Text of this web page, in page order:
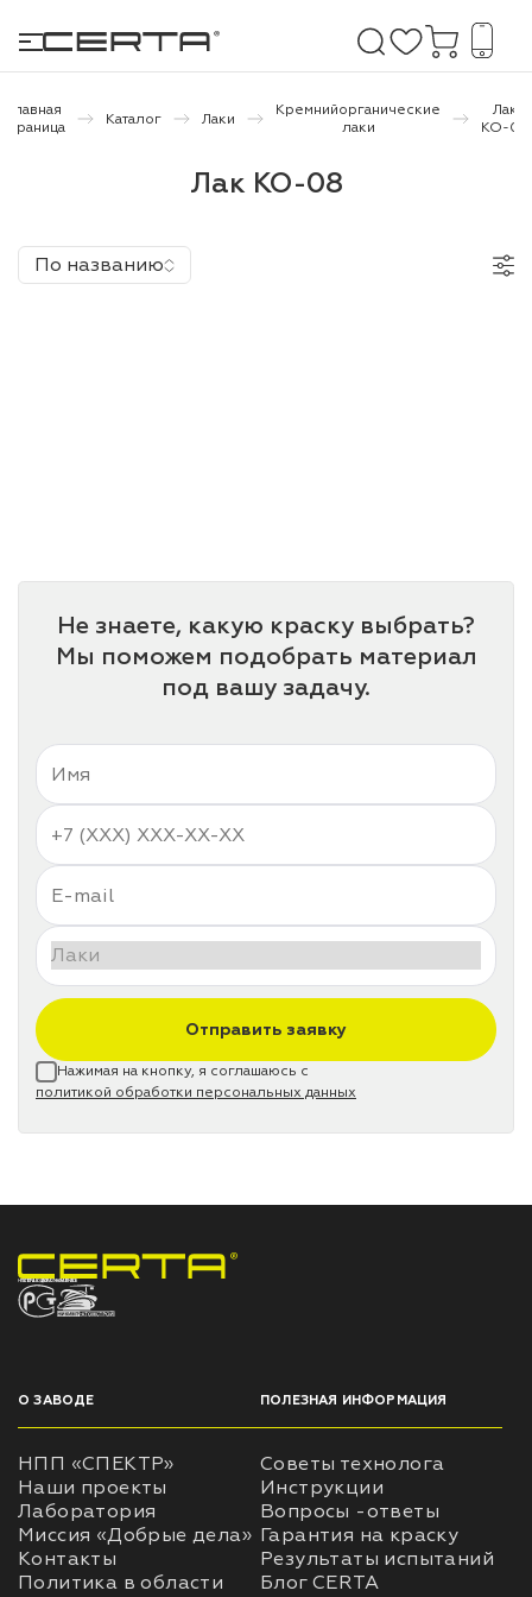
Главная
страница
Каталог Лаки
Кремнийорганические
лаки
Лак
КО-08
Лак КО-08
По названию
Не знаете, какую краску выбрать?
Мы поможем подобрать материал
под вашу задачу.
Отправить заявку
Нажимая на кнопку, я соглашаюсь с
политикой обработки персональных данных
НПП «СПЕКТР» ЗАВОД ЛАКОКРАСОЧНЫХ МАТЕРИАЛОВ
О ЗАВОДЕ
НПП «СПЕКТР»
Наши проекты
Лаборатория
Миссия «Добрые дела»
Контакты
Политика в области
ПОЛЕЗНАЯ ИНФОРМАЦИЯ
Советы технолога
Инструкции
Вопросы -ответы
Гарантия на краску
Результаты испытаний
Блог CERTA